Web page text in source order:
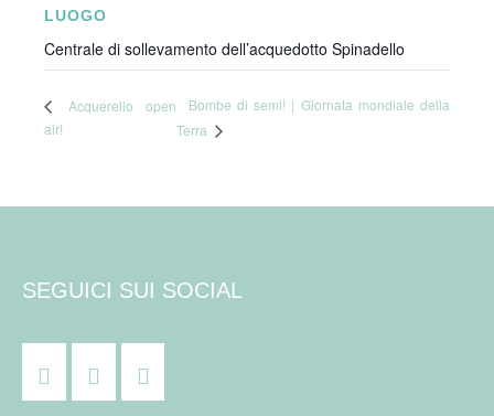
LUOGO
Centrale di sollevamento dell’acquedotto Spinadello
Acquerello open
air!
Bombe di semi! | Giornata mondiale della
Terra
SEGUICI SUI SOCIAL